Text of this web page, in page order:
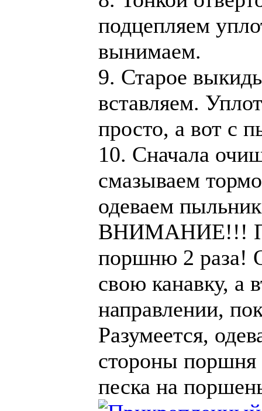
подцепляем
вынимаем.
9. Старое
вставляем.
просто, а вот с
10. Сначала
смазываем
одеваем
ВНИМАНИЕ!!!
поршню 2 раза!
свою канавку, а
направлении,
Разумеется,
стороны поршня
песка на